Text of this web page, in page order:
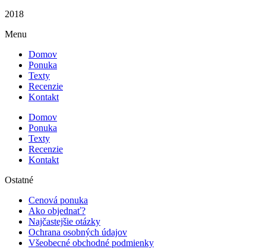
2018
Menu
Domov
Ponuka
Texty
Recenzie
Kontakt
Domov
Ponuka
Texty
Recenzie
Kontakt
Ostatné
Cenová ponuka
Ako objednať?
Najčastejšie otázky
Ochrana osobných údajov
Všeobecné obchodné podmienky